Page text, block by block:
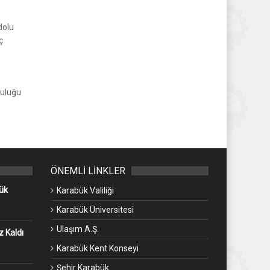
Kaldı
ÖNEMLİ LİNKLER
Karabük Valiliği
Karabük Üniversitesi
Ulaşım A.Ş.
Karabük Kent Konseyi
Şehir Karabük